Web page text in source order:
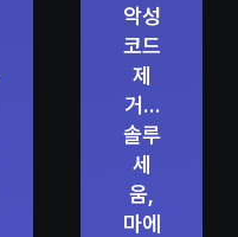
악성
코드
제
거…
솔루
세
움,
마에